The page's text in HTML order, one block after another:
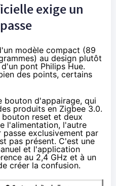
exige un
modèle compact (89
au design plutôt
pont Philips Hue.
des points, certains
bouton d'appairage, qui
produits en Zigbee 3.0.
reset et deux
l'alimentation, l'autre
passe exclusivement par
pas présent. C'est une
et l'application
au 2,4 GHz et à un
créer la confusion.